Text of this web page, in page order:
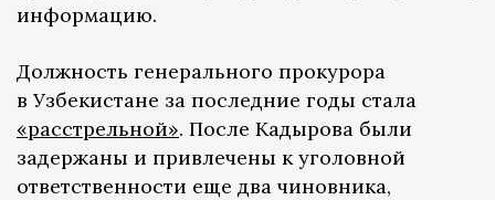
информацию.
Должность генерального прокурора
в Узбекистане за последние годы стала
«расстрельной». После Кадырова были
задержаны и привлечены к уголовной
ответственности еще два чиновника,